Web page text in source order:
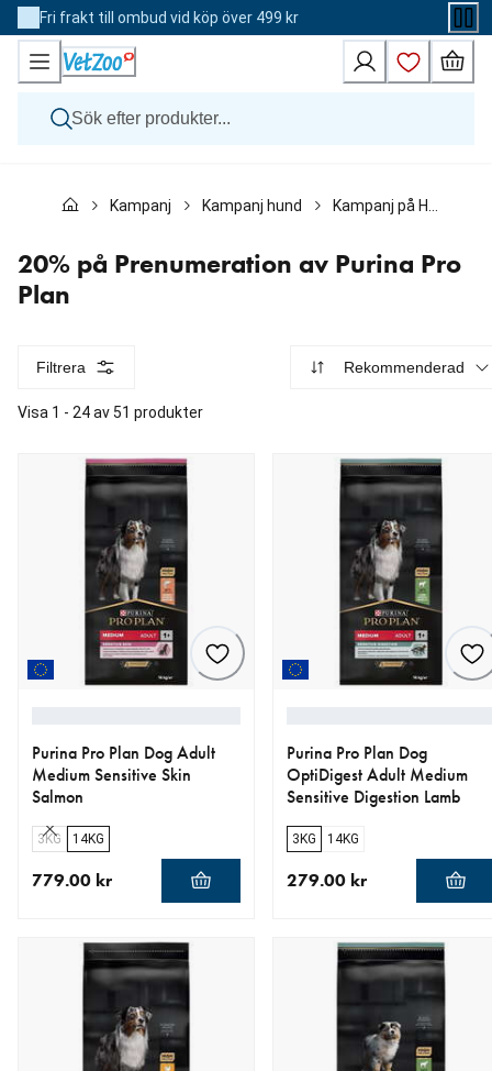
Skip
to
Content
Fri frakt till ombud vid köp över 499 kr
Katt
Veterinärfoder
Varumärken
Nyheter
Kampanj Kampanj hund
20% på Prenumeration av Purina Pro
Plan
Filtrera Rekommenderad
Visa 1 - 24 av 51 produkter
Purina Pro Plan Dog Adult
Medium Sensitive Skin
Salmon
3KG 14KG
779.00 kr
Purina Pro Plan Dog
OptiDigest Adult Medium
Sensitive Digestion Lamb
3KG 14KG
279.00 kr